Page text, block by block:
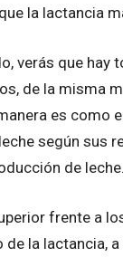
la lactancia
verás que hay
de la misma
es como
según sus
de leche.
frente a
la lactancia,